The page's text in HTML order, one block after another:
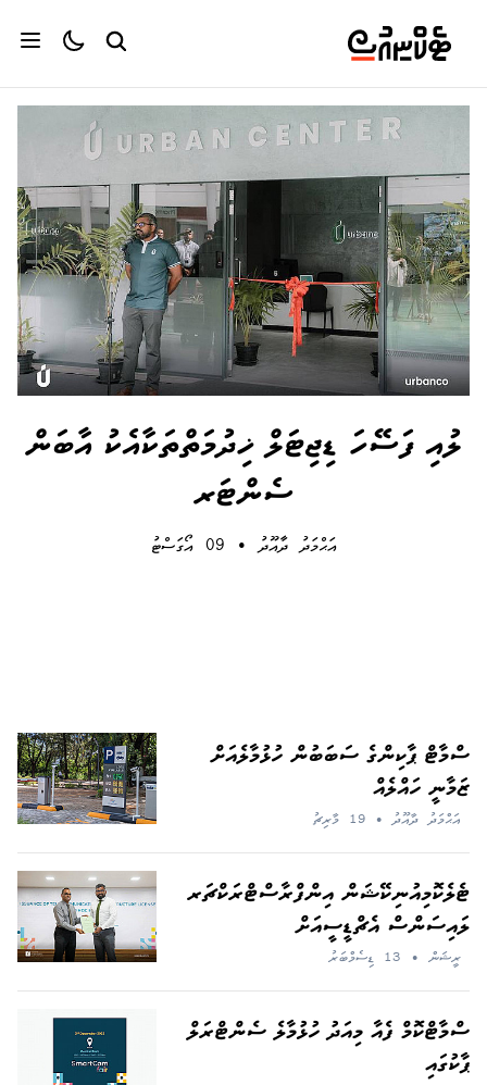
ލުއި ފަސޭހަ ޑިޖިޓަލް ޚިދުމަތްތަކާއެކު އާބަން
ސެންޓަރ
އަޙްމަދު ދާއޫދު •
ސްމާޓް ޕާކިންގެ ސަބަބުން ހުޅުމާލެއަށް
ޒަމާނީ ހައްލެއް
އަޙްމަދު ދާއޫދު •
ޓެލެކޮމިއުނިކޭޝަން އިންފްރާސްޓްރަކްޗަރ
ލައިސަންސް އެޗްޑީސީއަށް
ރީޝަން •
ސްމާޓްކޮމް ފެއާ މިއަދު ހުޅުމާލެ ސެންޓްރަލް
ޕާކުގައި